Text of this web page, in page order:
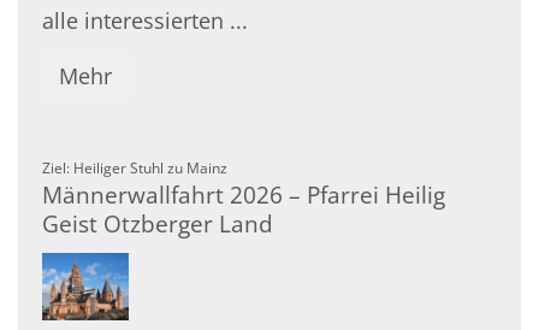
alle interessierten ...
Mehr
Ziel: Heiliger Stuhl zu Mainz
Männerwallfahrt 2026 – Pfarrei Heilig
Geist Otzberger Land